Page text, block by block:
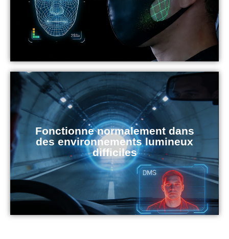
Fonctionne normalement dans
des environnements lumineux
difficiles